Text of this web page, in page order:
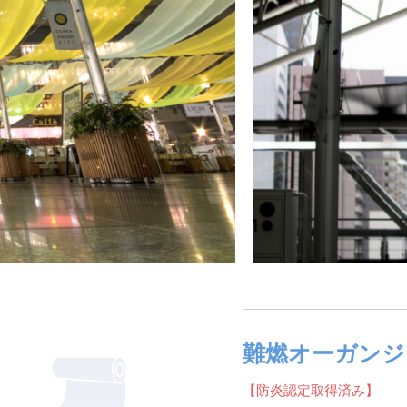
難燃オーガン
【防炎認定取得済み】